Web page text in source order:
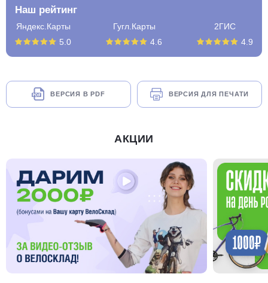
Наш рейтинг
Яндекс.Карты
5.0
Гугл.Карты
4.6
2ГИС
4.9
ВЕРСИЯ В PDF ВЕРСИЯ ДЛЯ ПЕЧАТИ
АКЦИИ